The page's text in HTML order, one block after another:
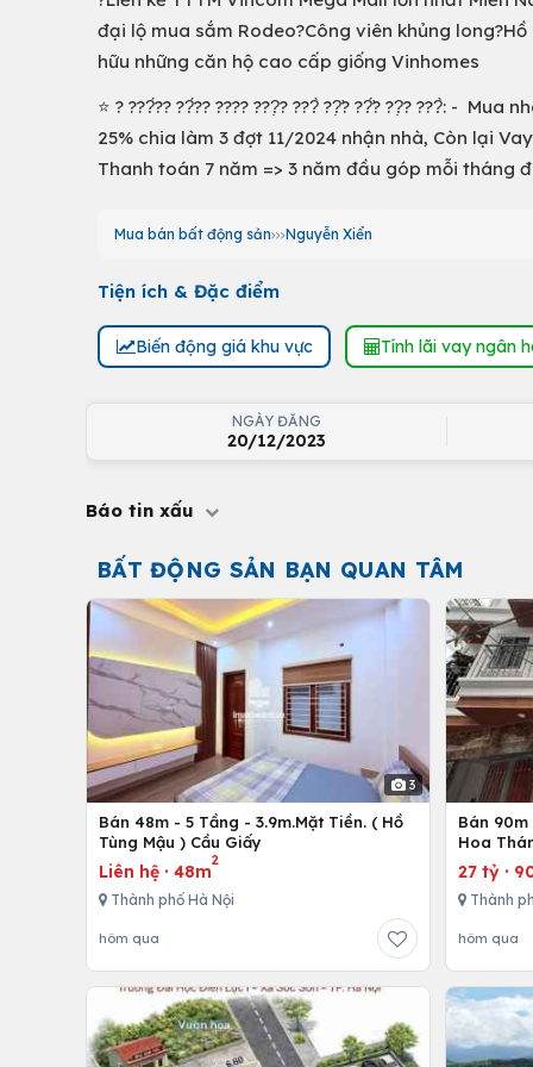
đại lộ mua sắm Rodeo?Công viên khủng
hữu những căn hộ cao cấp giống Vinhomes
⭐️ ? ???́?? ??́?? ???? ???̣? ???̀ ??̛̣? ??̛́? ??̣? ???̀: -
25% chia làm 3 đợt 11/2024 nhận nhà, Còn lại
Thanh toán 7 năm => 3 năm đầu góp mỗi tháng
Mua bán bất động sản Nguyễn Xiển
Tiện ích & Đặc điểm
Biến động giá khu vực Tính lãi vay ngân
NGÀY ĐĂNG
20/12/2023
Báo tin xấu
BẤT ĐỘNG SẢN BẠN QUAN TÂM
3
Bán 48m - 5 Tầng - 3.9m.Mặt Tiền. ( Hồ
Tùng Mậu ) Cầu Giấy
Liên hệ · 48m
2
Thành phố Hà Nội
hôm qua
Bán
Hoa
27 tỷ ·
Thành
hôm qua